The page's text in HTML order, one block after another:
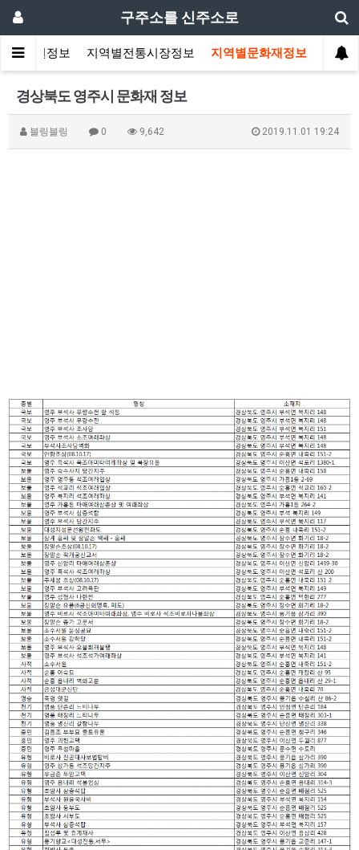
구주소를 신주소로
시공원정보 지역별전통시장정보 지역별문화재정보
경상북도 영주시 문화재 정보
블링블링 0 9,642 2019.11.01 19:24